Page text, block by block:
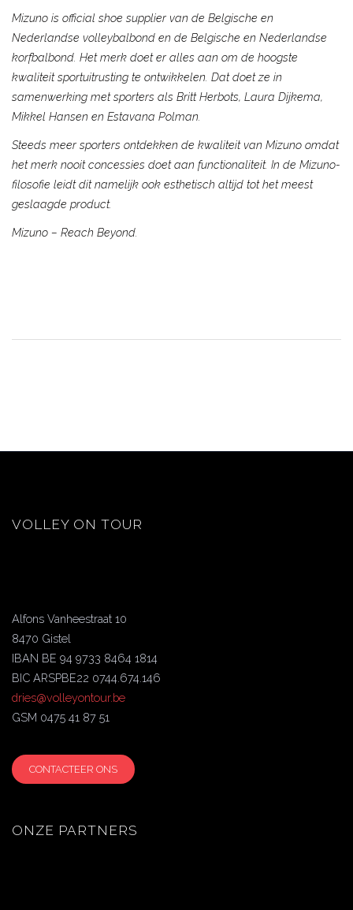
Mizuno is official shoe supplier van de Belgische en
Nederlandse volleybalbond en de Belgische en Nederlandse
korfbalbond. Het merk doet er alles aan om de hoogste
kwaliteit sportuitrusting te ontwikkelen. Dat doet ze in
samenwerking met sporters als Britt Herbots, Laura Dijkema,
Mikkel Hansen en Estavana Polman.
Steeds meer sporters ontdekken de kwaliteit van Mizuno omdat
het merk nooit concessies doet aan functionaliteit. In de Mizuno-
filosofie leidt dit namelijk ook esthetisch altijd tot het meest
geslaagde product.
Mizuno – Reach Beyond.
VOLLEY ON TOUR
Alfons Vanheestraat 10
8470 Gistel
IBAN BE 94 9733 8464 1814
BIC ARSPBE22 0744.674.146
dries@volleyontour.be
GSM 0475 41 87 51
CONTACTEER ONS
ONZE PARTNERS